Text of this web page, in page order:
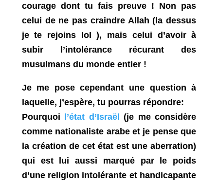
courage dont tu fais preuve ! Non pas
celui de ne pas craindre Allah (la dessus
je te rejoins IoI ), mais celui d’avoir à
subir l’intolérance récurant des
musulmans du monde entier !
Je me pose cependant une question à
laquelle, j’espère, tu pourras répondre:
Pourquoi l’état d’Israël (je me considère
comme nationaliste arabe et je pense que
la création de cet état est une aberration)
qui est lui aussi marqué par le poids
d’une religion intolérante et handicapante